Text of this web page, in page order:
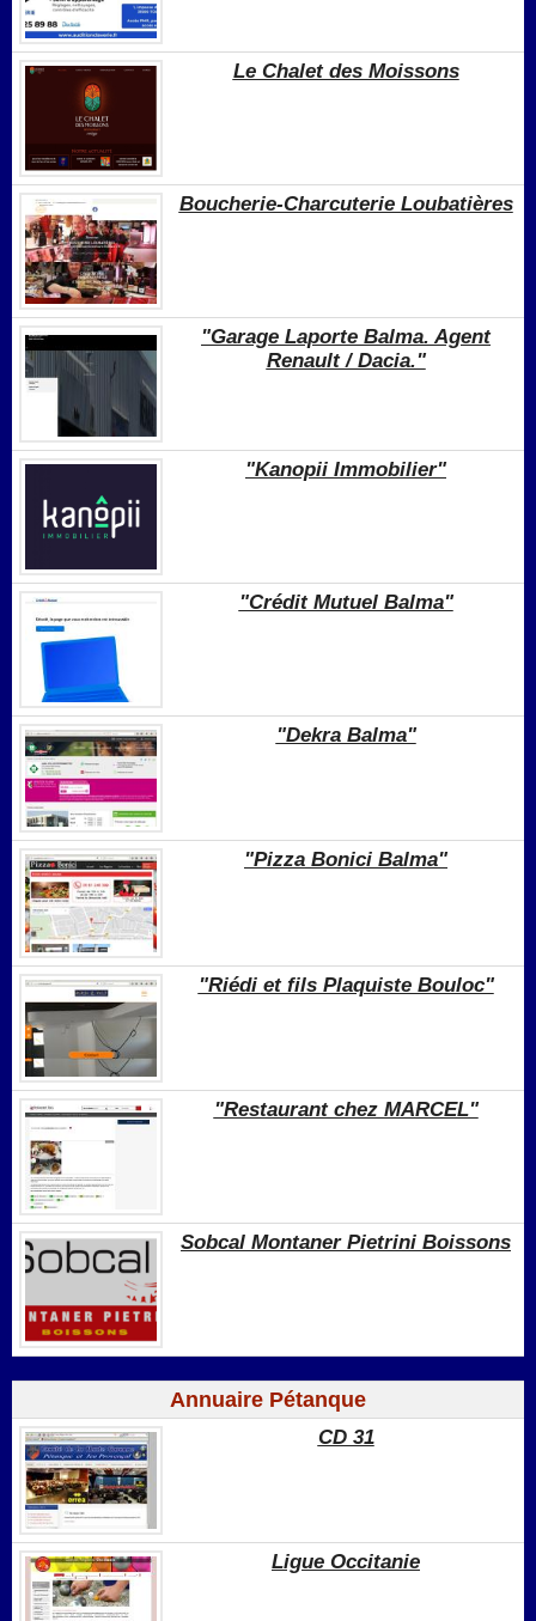
Le Chalet des Moissons
Boucherie-Charcuterie Loubatières
"Garage Laporte Balma. Agent
Renault / Dacia."
"Kanopii Immobilier"
"Crédit Mutuel Balma"
"Dekra Balma"
"Pizza Bonici Balma"
"Riédi et fils Plaquiste Bouloc"
"Restaurant chez MARCEL"
Sobcal Montaner Pietrini Boissons
Annuaire Pétanque
CD 31
Ligue Occitanie